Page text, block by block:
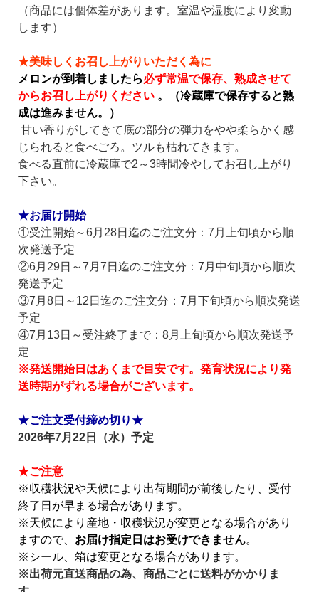
（商品には個体差があります。室温や湿度により変動
します）
★美味しくお召し上がりいただく為に
メロンが到着しましたら必ず常温で保存、熟成させて
からお召し上がりください 。（冷蔵庫で保存すると熟
成は進みません。）
甘い香りがしてきて底の部分の弾力をやや柔らかく感
じられると食べごろ。ツルも枯れてきます。
食べる直前に冷蔵庫で2～3時間冷やしてお召し上がり
下さい。
★お届け開始
①受注開始～6月28日迄のご注文分：7月上旬頃から順
次発送予定
②6月29日～7月7日 迄のご注文分：7月中旬頃から順次
発送予定
③7月8日～12日 迄のご注文分：7月下旬頃から順次発送
予定
④7月13日～受注終了まで：8月上旬頃から順次発送予
定
※発送開始日はあくまで目安です。発育状況により発
送時期がずれる場合がございます。
★ご注文受付締め切り★
2026年7月22日（水）予定
★ご注意
※収穫状況や天候により出荷期間が前後したり、受付
終了日が早まる場合があります。
※天候により産地・収穫状況が変更となる場合があり
ますので、 お届け指定日はお受けできません。
※シール、箱は変更となる場合があります。
※出荷元直送商品の為、商品ごとに送料がかかりま